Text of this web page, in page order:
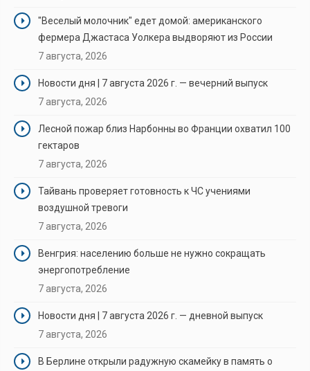
"Веселый молочник" едет домой: американского
фермера Джастаса Уолкера выдворяют из России
7 августа, 2026
Новости дня | 7 августа 2026 г. — вечерний выпуск
7 августа, 2026
Лесной пожар близ Нарбонны во Франции охватил 100
гектаров
7 августа, 2026
Тайвань проверяет готовность к ЧС учениями
воздушной тревоги
7 августа, 2026
Венгрия: населению больше не нужно сокращать
энергопотребление
7 августа, 2026
Новости дня | 7 августа 2026 г. — дневной выпуск
7 августа, 2026
В Берлине открыли радужную скамейку в память о